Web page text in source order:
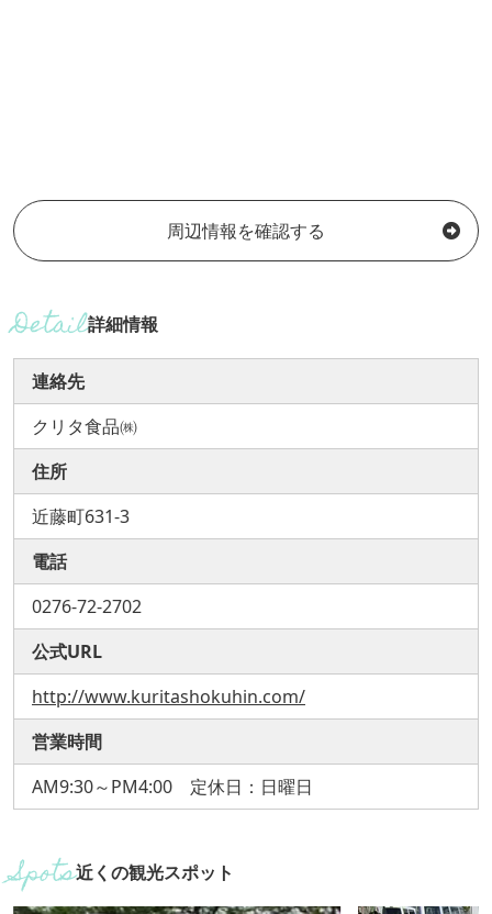
周辺情報を確認する
詳細情報
連絡先
クリタ食品㈱
住所
近藤町631-3
電話
0276-72-2702
公式URL
http://www.kuritashokuhin.com/
営業時間
AM9:30～PM4:00 定休日：日曜日
近くの観光スポット